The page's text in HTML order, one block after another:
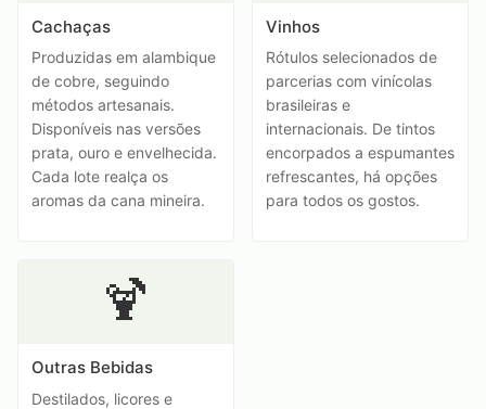
Cachaças
Produzidas em alambique
de cobre, seguindo
métodos artesanais.
Disponíveis nas versões
prata, ouro e envelhecida.
Cada lote realça os
aromas da cana mineira.
Vinhos
Rótulos selecionados de
parcerias com vinícolas
brasileiras e
internacionais. De tintos
encorpados a espumantes
refrescantes, há opções
para todos os gostos.
🍹
Outras Bebidas
Destilados, licores e